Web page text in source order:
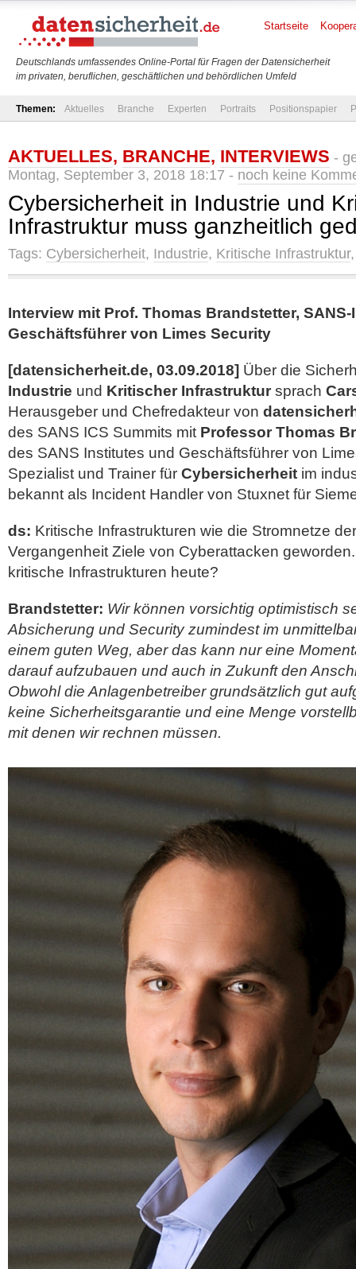
Deutschlands umfassendes Online-Portal für Fragen der Datensicherheit
im privaten, beruflichen, geschäftlichen und behördlichen Umfeld
Startseite
Themen: Aktuelles Branche Experten Portraits Positionspapier
AKTUELLES, BRANCHE, INTERVIEWS -
Montag, September 3, 2018 18:17 - noch keine
Cybersicherheit in Industrie und
Infrastruktur muss ganzheitlich
Tags: Cybersicherheit, Industrie, Kritische Infrastruktur
Interview mit Prof. Thomas Brandstetter,
Geschäftsführer von Limes Security
[datensicherheit.de, 03.09.2018] Über die
Industrie und Kritischer Infrastruktur sprach
Herausgeber und Chefredakteur von
des SANS ICS Summits mit Professor Thomas
des SANS Institutes und Geschäftsführer von
Spezialist und Trainer für Cybersicherheit im
bekannt als Incident Handler von Stuxnet für
ds: Kritische Infrastrukturen wie die Stromnetze
Vergangenheit Ziele von Cyberattacken
kritische Infrastrukturen heute?
Brandstetter: Wir können vorsichtig optimistisch
Absicherung und Security zumindest im
einem guten Weg, aber das kann nur eine
darauf aufzubauen und auch in Zukunft den
Obwohl die Anlagenbetreiber grundsätzlich gut
keine Sicherheitsgarantie und eine Menge
mit denen wir rechnen müssen.